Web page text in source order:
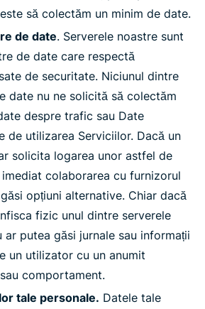
să colectăm un minim de date.
de date. Serverele noastre sunt
de date care respectă
de securitate. Niciunul dintre
date nu ne solicită să colectăm
despre trafic sau Date
de utilizarea Serviciilor. Dacă un
solicita logarea unor astfel de
colaborarea cu furnizorul
opțiuni alternative. Chiar dacă
fizic unul dintre serverele
ar putea găsi jurnale sau informații
un utilizator cu un anumit
comportament.
tale personale. Datele tale